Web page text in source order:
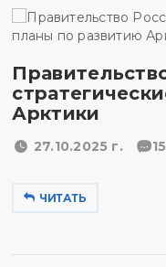
Арктики
27.10.2025 г.
ЧИТАТЬ